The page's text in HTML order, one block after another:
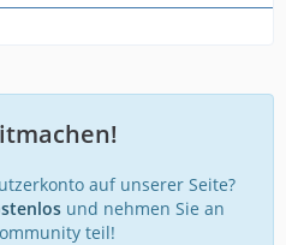
auf unserer Seite?
und nehmen Sie an
teil!